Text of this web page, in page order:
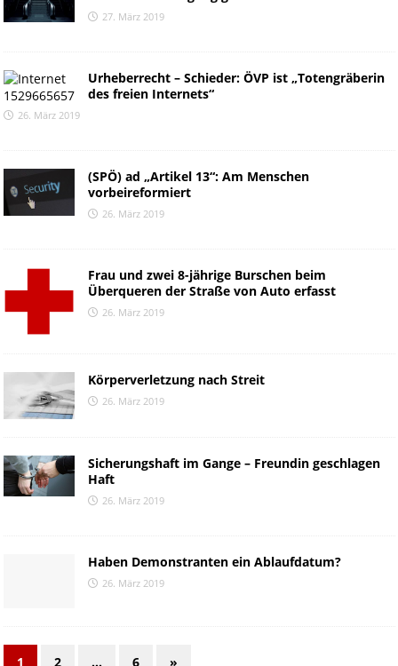
27. März 2019
Urheberrecht – Schieder: ÖVP ist „Totengräberin
des freien Internets“
26. März 2019
(SPÖ) ad „Artikel 13“: Am Menschen
vorbeireformiert
26. März 2019
Frau und zwei 8-jährige Burschen beim
Überqueren der Straße von Auto erfasst
26. März 2019
Körperverletzung nach Streit
26. März 2019
Sicherungshaft im Gange – Freundin geschlagen
Haft
26. März 2019
Haben Demonstranten ein Ablaufdatum?
26. März 2019
1 2 … 6 »